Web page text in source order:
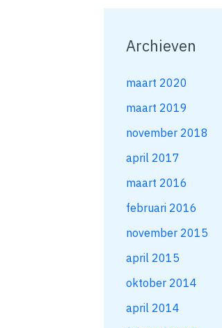
Archieven
maart 2020
maart 2019
november 2018
april 2017
maart 2016
februari 2016
november 2015
april 2015
oktober 2014
april 2014